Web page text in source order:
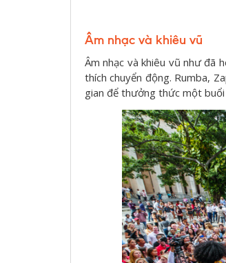
Âm nhạc và khiêu vũ
Âm nhạc và khiêu vũ như đã
thích chuyển động. Rumba,
gian để thưởng thức một